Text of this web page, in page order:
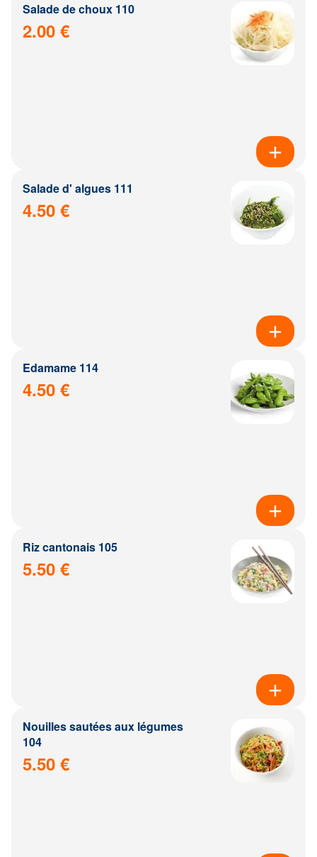
Salade de choux 110
2.00 €
Salade d' algues 111
4.50 €
Edamame 114
4.50 €
Riz cantonais 105
5.50 €
Nouilles sautées aux légumes
104
5.50 €